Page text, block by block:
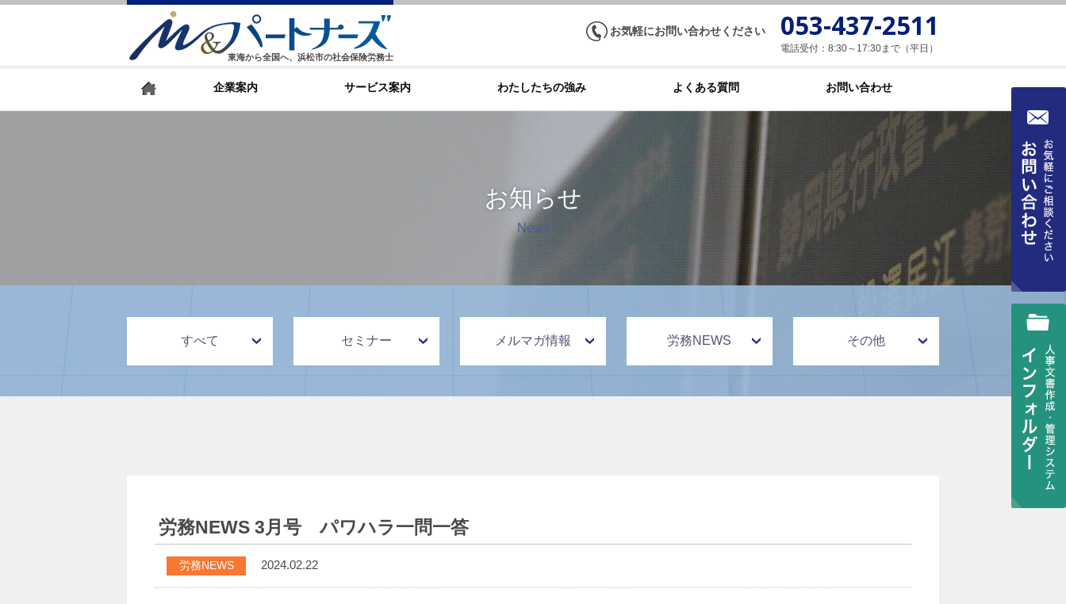
東海から全国へ、浜松市の社会保険労務士
お気軽にお問い合わせください 053-437-2511
電話受付：8:30～17:30まで（平日）
企業案内 サービス案内 わたしたちの強み よくある質問 お問い合わせ
お知らせ
News
すべて セミナー メルマガ情報 労務NEWS その他
労務NEWS 3月号 パワハラ一問一答
労務NEWS 2024.02.22